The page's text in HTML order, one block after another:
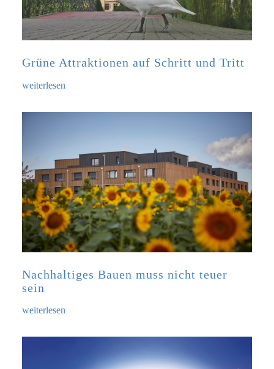
Grüne Attraktionen auf Schritt und Tritt
weiterlesen
Nachhaltiges Bauen muss nicht teuer
sein
weiterlesen